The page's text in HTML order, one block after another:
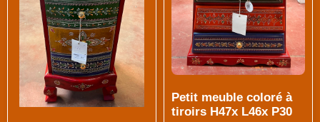
Petit meuble coloré à
tiroirs H47x L46x P30